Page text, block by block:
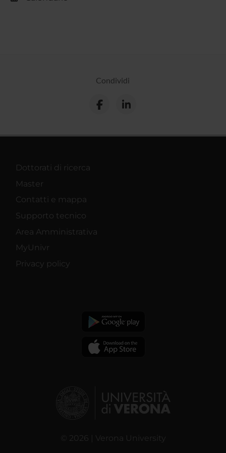
Condividi
Dottorati di ricerca
Master
Contatti e mappa
Supporto tecnico
Area Amministrativa
MyUnivr
Privacy policy
© 2026 | Verona University